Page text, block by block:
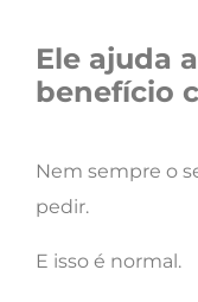
Ele ajuda
benefício
Nem sempre o
pedir.
E isso é normal.